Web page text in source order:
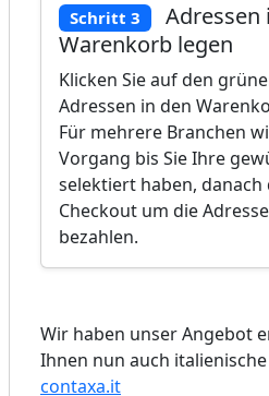
Schritt 3
Adressen
Warenkorb legen
Klicken Sie auf den
Adressen in den
Für mehrere Branchen
Vorgang bis Sie Ihre
selektiert haben, danach
Checkout um die
bezahlen.
Wir haben unser Angebot
Ihnen nun auch
contaxa.it